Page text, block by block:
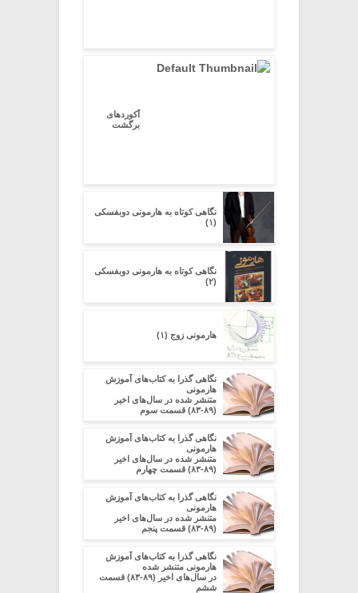
آکوردهای
برگشت
نگاهی کوتاه به هارمونی دوبفسکی
(۱)
نگاهی کوتاه به هارمونی دوبفسکی
(۲)
هارمونی زوج (۱)
نگاهی گذرا به کتاب‌های آموزش
هارمونی
متنشر شده در سال‌های اخیر
(۸۹-۸۳) قسمت سوم
نگاهی گذرا به کتاب‌های آموزش
هارمونی
متنشر شده در سال‌های اخیر
(۸۹-۸۳) قسمت چهارم
نگاهی گذرا به کتاب‌های آموزش
هارمونی
متنشر شده در سال‌های اخیر
(۸۹-۸۳) قسمت پنجم
نگاهی گذرا به کتاب‌های آموزش
هارمونی متنشر شده
در سال‌های اخیر (۸۹-۸۳) قسمت
ششم